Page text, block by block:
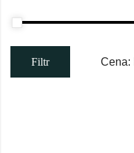
Filtr Cena: